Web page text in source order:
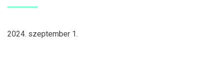
2024. szeptember 1.